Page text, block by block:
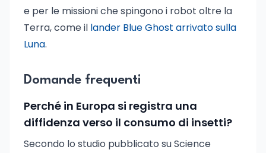
e per le missioni che spingono i robot oltre la
Terra, come il lander Blue Ghost arrivato sulla
Luna.
Domande frequenti
Perché in Europa si registra una
diffidenza verso il consumo di insetti?
Secondo lo studio pubblicato su Science